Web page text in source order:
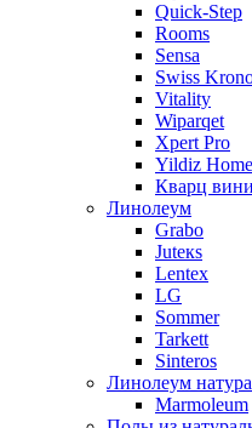
Quick-Step
Rooms
Sensa
Swiss
Vitality
Wiparqet
Xpert Pro
Yildiz Home
Кварц
Линолеум
Grabo
Juteкs
Lentex
LG
Sommer
Tarkett
Sinteros
Линолеум
Marmoleum